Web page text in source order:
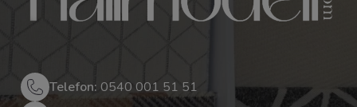
Telefon: 0540 001 51 51